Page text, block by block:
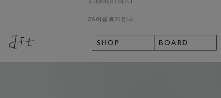
SHOP BOARD